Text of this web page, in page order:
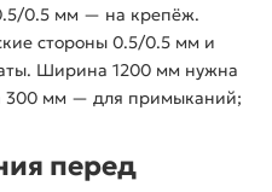
0.5 мм — на крепёж.
стороны 0.5/0.5 мм и
Ширина 1200 мм нужна
300 мм — для примыканий;
перед